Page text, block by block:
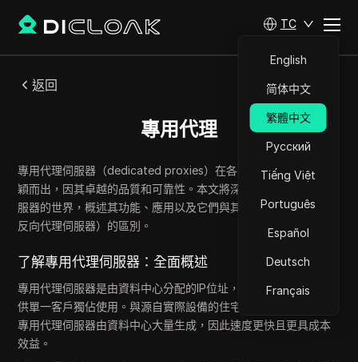
TC
English
简体中文
繁體中文
Русский
Tiếng Việt
Português
Español
Deutsch
Français
返回
專用代理
專用代理伺服器（dedicated proxies）在各種線上代理類型中脫
穎而出，因其卓越的品質和可靠性。本文將深入探討專用代理伺
服器的世界，概述其功能、應用以及它們與其他類型（如VPN和
反向代理伺服器）的區別。
了解專用代理伺服器：全面概述
專用代理伺服器是由資料中心分配的IP位址，在任何給定時間僅
供單一客戶獨佔使用。與源自實際設備的住宅代理伺服器不同，
專用代理伺服器由資料中心大量生成，因此速度更快且更具成本
效益。